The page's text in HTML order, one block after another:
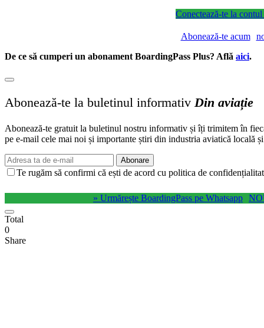
Conectează-te la contul
Abonează-te acum
De ce să cumperi un abonament BoardingPass Plus? Află aici.
Abonează-te la buletinul informativ Din aviație
Abonează-te gratuit la buletinul nostru informativ și îți trimitem în
pe e-mail cele mai noi și importante știri din industria aviatică locală
Abonare
Te rugăm să confirmi că ești de acord cu politica de
» Urmărește BoardingPass pe Whatsapp
Total
0
Share